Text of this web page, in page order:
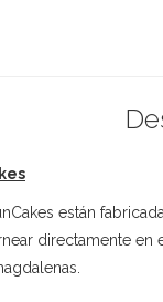
están
directamente